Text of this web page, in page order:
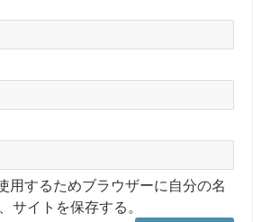
用するためブラウザーに自分の名
サイトを保存する。